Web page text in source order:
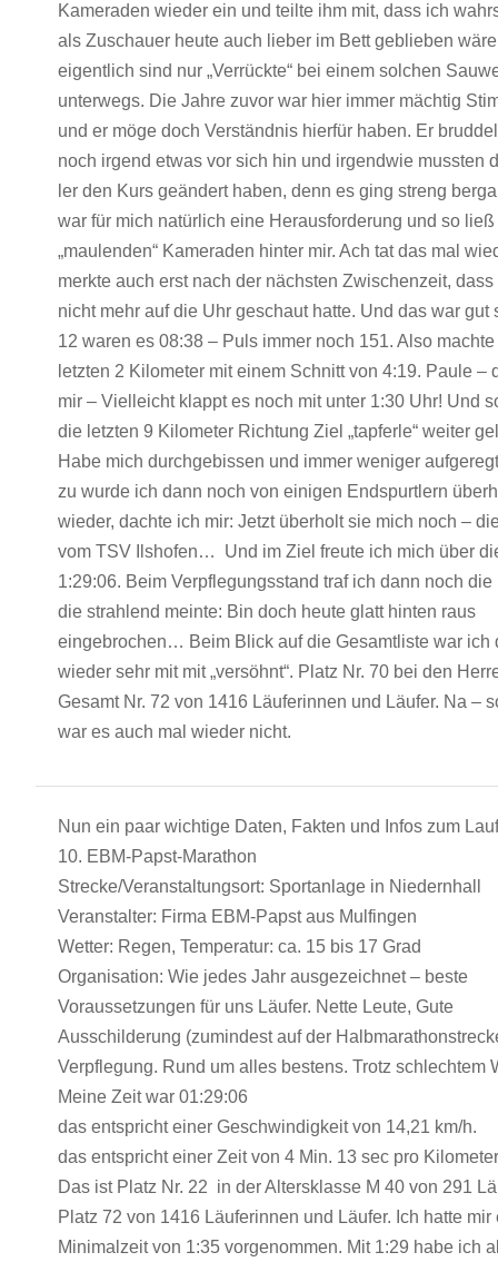
Kameraden wieder ein und teilte ihm mit, dass ich
als Zuschauer heute auch lieber im Bett geblieben
eigentlich sind nur „Verrückte“ bei einem solchen
unterwegs. Die Jahre zuvor war hier immer mächtig
und er möge doch Verständnis hierfür haben. Er
noch irgend etwas vor sich hin und irgendwie mussten
ler den Kurs geändert haben, denn es ging streng
war für mich natürlich eine Herausforderung und so
„maulenden“ Kameraden hinter mir. Ach tat das mal
merkte auch erst nach der nächsten Zwischenzeit, dass
nicht mehr auf die Uhr geschaut hatte. Und das war gut
12 waren es 08:38 – Puls immer noch 151. Also
letzten 2 Kilometer mit einem Schnitt von 4:19. Paule –
mir – Vielleicht klappt es noch mit unter 1:30 Uhr! Und
die letzten 9 Kilometer Richtung Ziel „tapferle“ weiter
Habe mich durchgebissen und immer weniger
zu wurde ich dann noch von einigen Endspurtlern
wieder, dachte ich mir: Jetzt überholt sie mich noch –
vom TSV Ilshofen… Und im Ziel freute ich mich über
1:29:06. Beim Verpflegungsstand traf ich dann noch die
die strahlend meinte: Bin doch heute glatt hinten raus
eingebrochen… Beim Blick auf die Gesamtliste war ich
wieder sehr mit mit „versöhnt“. Platz Nr. 70 bei den
Gesamt Nr. 72 von 1416 Läuferinnen und Läufer. Na –
war es auch mal wieder nicht.
Nun ein paar wichtige Daten, Fakten und Infos zum
10. EBM-Papst-Marathon
Strecke/Veranstaltungsort: Sportanlage in Niedernhall
Veranstalter: Firma EBM-Papst aus Mulfingen
Wetter: Regen, Temperatur: ca. 15 bis 17 Grad
Organisation: Wie jedes Jahr ausgezeichnet – beste
Voraussetzungen für uns Läufer. Nette Leute, Gute
Ausschilderung (zumindest auf der
Verpflegung. Rund um alles bestens. Trotz schlechtem
Meine Zeit war 01:29:06
das entspricht einer Geschwindigkeit von 14,21 km/h.
das entspricht einer Zeit von 4 Min. 13 sec pro
Das ist Platz Nr. 22 in der Altersklasse M 40 von 291
Platz 72 von 1416 Läuferinnen und Läufer. Ich hatte mir
Minimalzeit von 1:35 vorgenommen. Mit 1:29 habe ich